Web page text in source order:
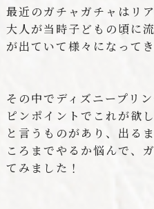
最近のガチャガチャはリ
大人が当時子どもの頃に
が出ていて様々になって
その中でディズニープリ
ピンポイントでこれが欲し
と言うものがあり、出る
ころまでやるか悩んで、
てみました！